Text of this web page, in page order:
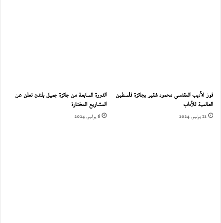
فوز الأديب المقدسي محمود شقير بجائزة فلسطين
العالمية للآداب
12 يوليو، 2024
الدورة السابعة من جائزة جميل بلندن تعلن عن
المشاريع المختارة
6 يوليو، 2024